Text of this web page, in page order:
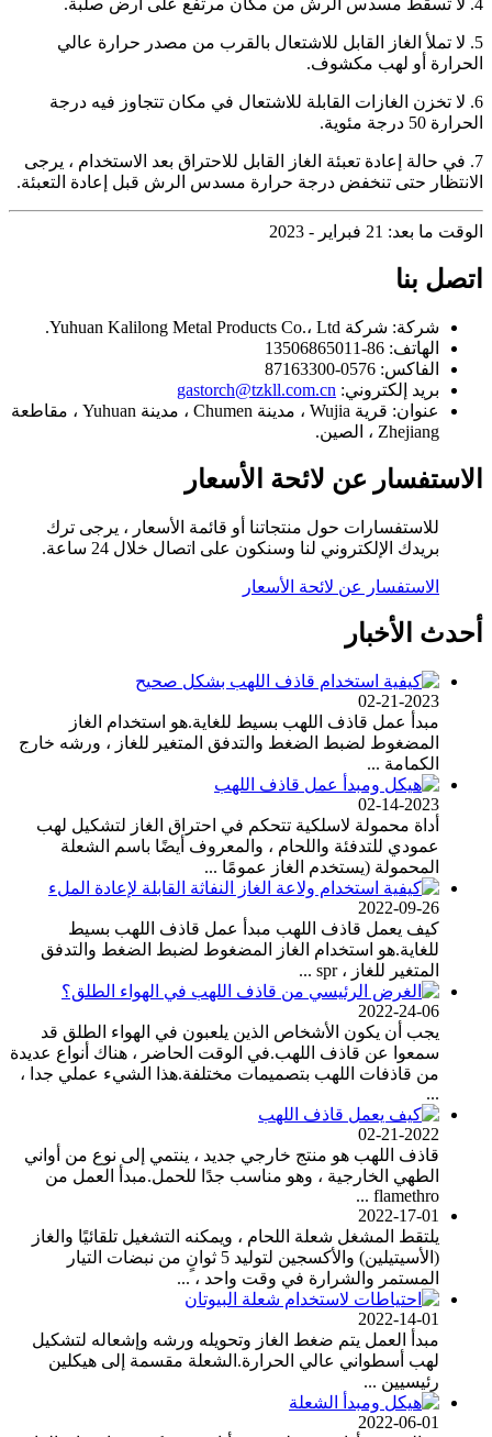
5. لا تملأ الغاز القابل للاشتعال بالقرب من مصدر حرارة عالي
الحرارة أو لهب مكشوف.
6. لا تخزن الغازات القابلة للاشتعال في مكان تتجاوز فيه درجة
الحرارة 50 درجة مئوية.
7. في حالة إعادة تعبئة الغاز القابل للاحتراق بعد الاستخدام ، يرجى
الانتظار حتى تنخفض درجة حرارة مسدس الرش قبل إعادة التعبئة.
الوقت ما بعد: 21 فبراير - 2023
اتصل بنا
شركة: شركة Yuhuan Kalilong Metal Products Co.، Ltd.
الهاتف: 86-13506865011
الفاكس: 0576-87163300
بريد إلكتروني: gastorch@tzkll.com.cn
عنوان:
قرية Wujia ، مدينة Chumen ، مدينة Yuhuan ، مقاطعة
Zhejiang ، الصين.
الاستفسار عن لائحة الأسعار
للاستفسارات حول منتجاتنا أو قائمة الأسعار ، يرجى ترك
بريدك الإلكتروني لنا وسنكون على اتصال خلال 24 ساعة.
الاستفسار عن لائحة الأسعار
أحدث الأخبار
02-21-2023
مبدأ عمل قاذف اللهب بسيط للغاية.هو استخدام الغاز
المضغوط لضبط الضغط والتدفق المتغير للغاز ، ورشه خارج
الكمامة ...
02-14-2023
أداة محمولة لاسلكية تتحكم في احتراق الغاز لتشكيل لهب
عمودي للتدفئة واللحام ، والمعروف أيضًا باسم الشعلة
المحمولة (يستخدم الغاز عمومًا ...
2022-09-26
كيف يعمل قاذف اللهب مبدأ عمل قاذف اللهب بسيط
للغاية.هو استخدام الغاز المضغوط لضبط الضغط والتدفق
المتغير للغاز ، spr ...
2022-24-06
يجب أن يكون الأشخاص الذين يلعبون في الهواء الطلق قد
سمعوا عن قاذف اللهب.في الوقت الحاضر ، هناك أنواع عديدة
من قاذفات اللهب بتصميمات مختلفة.هذا الشيء عملي جدا ،
...
02-21-2022
قاذف اللهب هو منتج خارجي جديد ، ينتمي إلى نوع من أواني
الطهي الخارجية ، وهو مناسب جدًا للحمل.مبدأ العمل من
flamethro ...
2022-17-01
يلتقط المشغل شعلة اللحام ، ويمكنه التشغيل تلقائيًا والغاز
(الأسيتيلين) والأكسجين لتوليد 5 ثوانٍ من نبضات التيار
المستمر والشرارة في وقت واحد ، ...
2022-14-01
مبدأ العمل يتم ضغط الغاز وتحويله ورشه وإشعاله لتشكيل
لهب أسطواني عالي الحرارة.الشعلة مقسمة إلى هيكلين
رئيسيين ...
2022-06-01